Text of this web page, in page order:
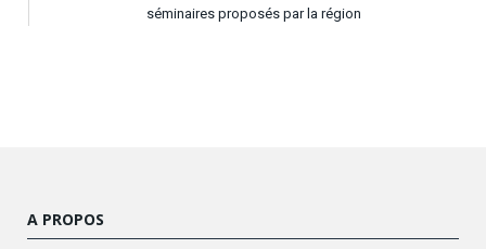
séminaires proposés par la région
A PROPOS